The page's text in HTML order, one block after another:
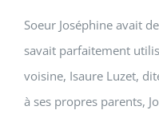
Soeur Joséphine avait
savait parfaitement
voisine, Isaure Luzet,
à ses propres parents,